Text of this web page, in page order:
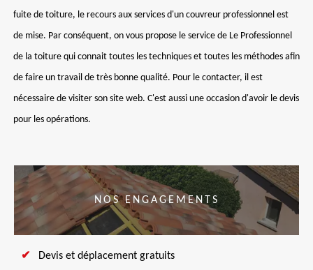
fuite de toiture, le recours aux services d'un couvreur professionnel est
de mise. Par conséquent, on vous propose le service de Le Professionnel
de la toiture qui connait toutes les techniques et toutes les méthodes afin
de faire un travail de très bonne qualité. Pour le contacter, il est
nécessaire de visiter son site web. C'est aussi une occasion d'avoir le devis
pour les opérations.
NOS ENGAGEMENTS
Devis et déplacement gratuits